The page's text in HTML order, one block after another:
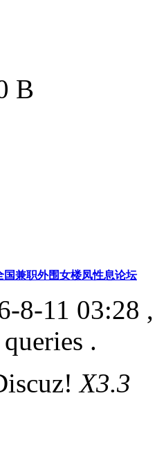
B
国兼职外围女楼凤性息论坛
8-11 03:28
.
X3.3